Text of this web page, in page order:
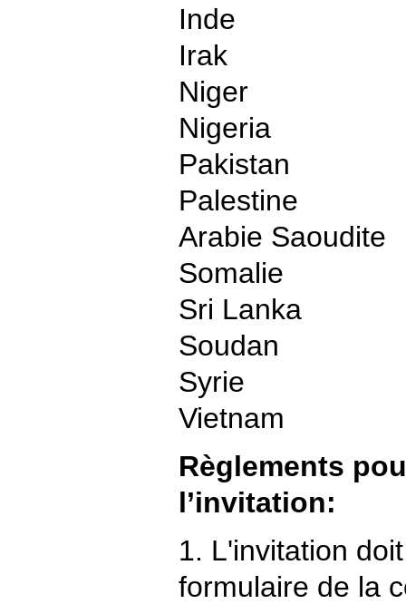
Inde
Irak
Niger
Nigeria
Pakistan
Palestine
Arabie Saoudite
Somalie
Sri Lanka
Soudan
Syrie
Vietnam
Règlements
l’invitation:
1. L'invitation
formulaire de la